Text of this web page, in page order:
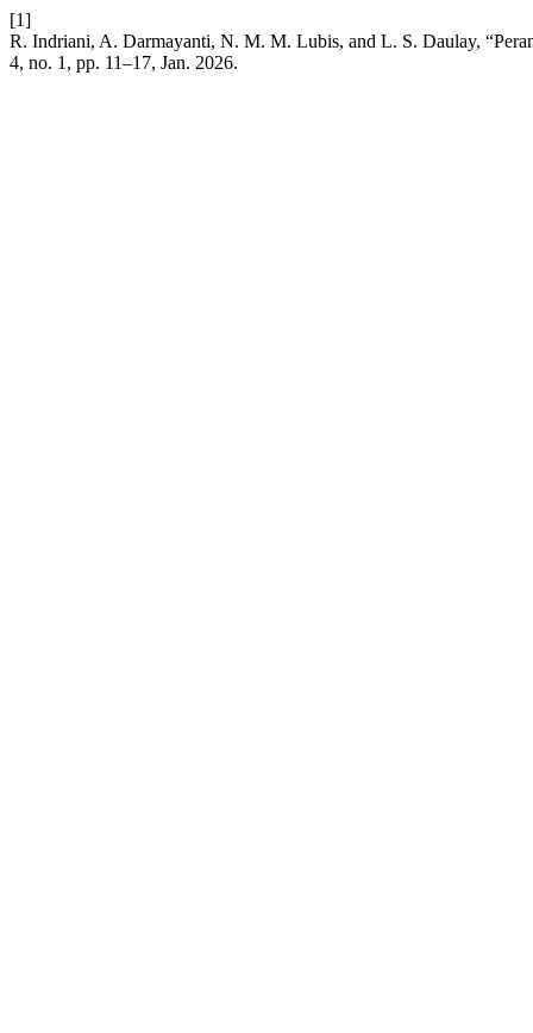
[1]
R. Indriani, A. Darmayanti, N. M. M. Lubis, and L. S. Daulay,
4, no. 1, pp. 11–17, Jan. 2026.